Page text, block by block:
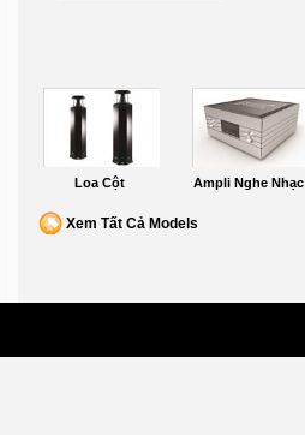
Loa Cột Ampli Nghe Nhạc
Xem Tất Cả Models